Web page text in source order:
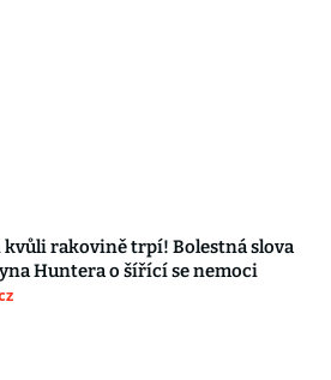
kvůli rakovině trpí! Bolestná slova
Huntera o šířící se nemoci